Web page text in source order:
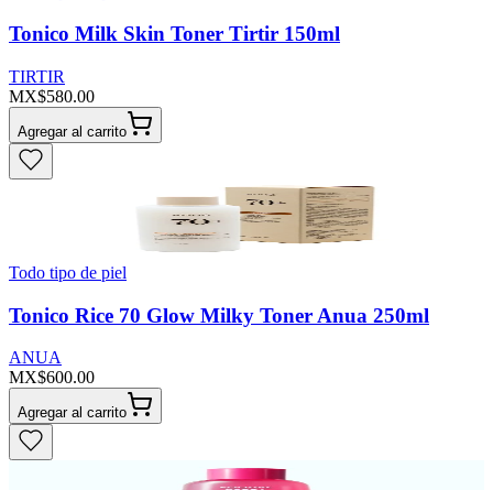
Tonico Milk Skin Toner Tirtir 150ml
TIRTIR
MX$580.00
Agregar al carrito
Todo tipo de piel
Tonico Rice 70 Glow Milky Toner Anua 250ml
ANUA
MX$600.00
Agregar al carrito